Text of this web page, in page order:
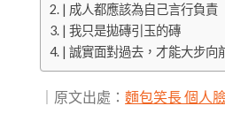
| 成人都應該為自己言行負責
| 我只是拋磚引玉的磚
| 誠實面對過去，才能大步向
｜原文出處： 麵包笑長 個人